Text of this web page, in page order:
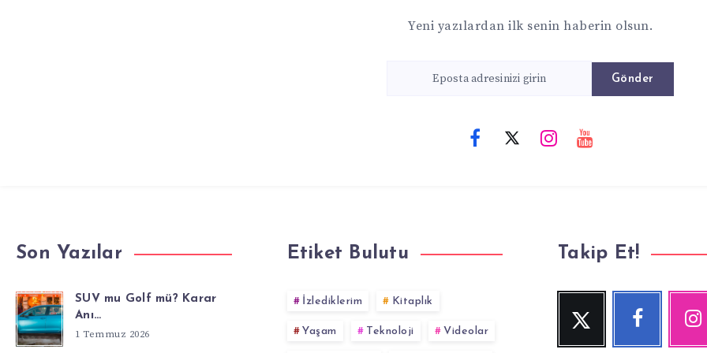
Yeni yazılardan ilk senin haberin olsun.
Gönder
Son Yazılar
SUV mu Golf mü? Karar
Anı…
1 Temmuz 2026
Etiket Bulutu
İzlediklerim Kitaplık
Yaşam Teknoloji Videolar
Takip Et!
Twitter
Beni
Facebook